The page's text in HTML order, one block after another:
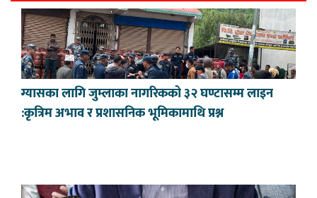
ग्यासका लागि जुम्लाका नागरिकको ३२ घण्टासम्म लाइन
:कृत्रिम अभाव र प्रशासनिक भूमिकामाथि प्रश्न